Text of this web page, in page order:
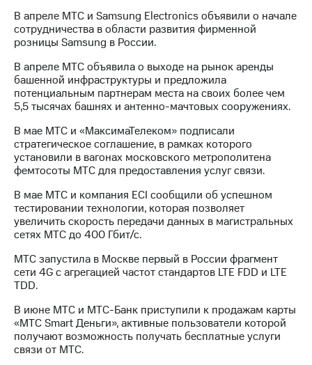
управление
Корпоративный
Раскрытие
информации
Информация
акционерам
Документы
ПАО
"МТС"
Собрания
акционеров
Личный
кабинет
акционера
Акционерный
капитал
Контроль
и
аудит
акций
Описание
Программа
В апреле МТС и Samsung Electronics объявили о начале
сотрудничества в области развития фирменной
розницы Samsung в России.
В апреле МТС объявила о выходе на рынок аренды
башенной инфраструктуры и предложила
потенциальным партнерам места на своих более чем
5,5 тысячах башнях и антенно-мачтовых сооружениях.
В мае МТС и «МаксимаТелеком» подписали
стратегическое соглашение, в рамках которого
установили в вагонах московского метрополитена
фемтосоты МТС для предоставления услуг связи.
В мае МТС и компания ECI сообщили об успешном
тестировании технологии, которая позволяет
увеличить скорость передачи данных в магистральных
сетях МТС до 400 Гбит/с.
МТС запустила в Москве первый в России фрагмент
сети 4G с агрегацией частот стандартов LTE FDD и LTE
TDD.
В июне МТС и МТС-Банк приступили к продажам карты
«МТС Smart Деньги», активные пользователи которой
получают возможность получать бесплатные услуги
связи от МТС.